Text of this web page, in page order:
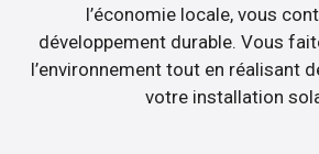
l’économie locale, vous
développement durable. Vous
l’environnement tout en réalisant
votre installation